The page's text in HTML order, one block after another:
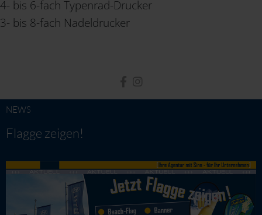
4- bis 6-fach Typenrad-Drucker
3- bis 8-fach Nadeldrucker
NEWS
Flagge zeigen!